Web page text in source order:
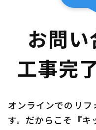
お問い
工事完
オンラインでのリ
す。だからこそ『